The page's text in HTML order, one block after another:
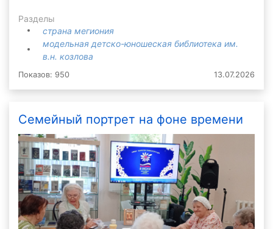
Разделы
страна мегиония
модельная детско-юношеская библиотека им.
в.н. козлова
Показов: 950 13.07.2026
Семейный портрет на фоне времени